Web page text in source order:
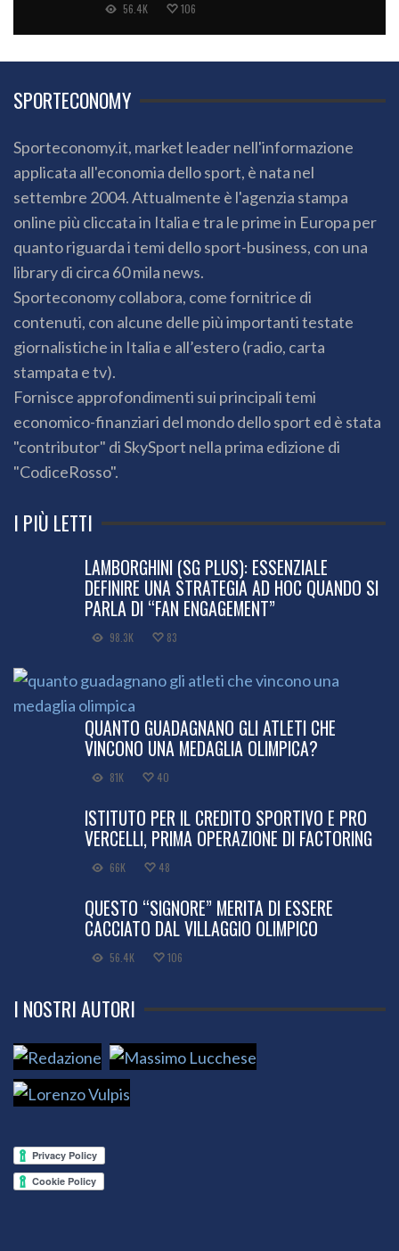
56.4K 106
SPORTECONOMY
Sporteconomy.it, market leader nell'informazione
applicata all'economia dello sport, è nata nel
settembre 2004. Attualmente è l'agenzia stampa
online più cliccata in Italia e tra le prime in Europa per
quanto riguarda i temi dello sport-business, con una
library di circa 60 mila news.
Sporteconomy collabora, come fornitrice di
contenuti, con alcune delle più importanti testate
giornalistiche in Italia e all’estero (radio, carta
stampata e tv).
Fornisce approfondimenti sui principali temi
economico-finanziari del mondo dello sport ed è stata
"contributor" di SkySport nella prima edizione di
"CodiceRosso".
I PIÙ LETTI
LAMBORGHINI (SG PLUS): ESSENZIALE
DEFINIRE UNA STRATEGIA AD HOC QUANDO SI
PARLA DI “FAN ENGAGEMENT”
98.3K 83
QUANTO GUADAGNANO GLI ATLETI CHE
VINCONO UNA MEDAGLIA OLIMPICA?
81K 40
ISTITUTO PER IL CREDITO SPORTIVO E PRO
VERCELLI, PRIMA OPERAZIONE DI FACTORING
66K 48
QUESTO “SIGNORE” MERITA DI ESSERE
CACCIATO DAL VILLAGGIO OLIMPICO
56.4K 106
I NOSTRI AUTORI